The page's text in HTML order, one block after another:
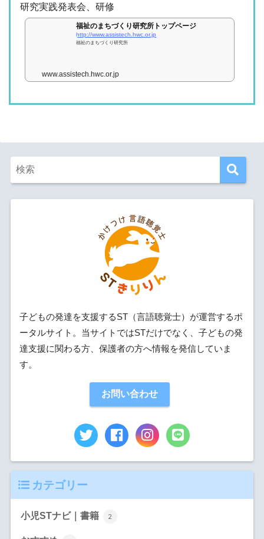
研究実践発表会、研修
福祉のまちづくり研究所トップページ
http://www.assistech.hwc.or.jp
福祉のまちづくり研究所
www.assistech.hwc.or.jp
子どもの発達を支援するST（言語聴覚士）が運営するポ
ータルサイト。当サイトではSTだけでなく、子どもの発
達支援に関わる方、保護者の方へ情報を発信していま
す。
お問い合わせ
カテゴリー
小児STナビ｜書籍 2